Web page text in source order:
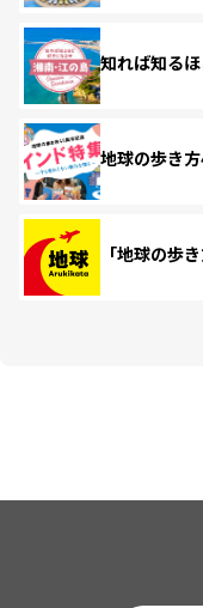
知れば知る
地球の歩き
「地球の歩